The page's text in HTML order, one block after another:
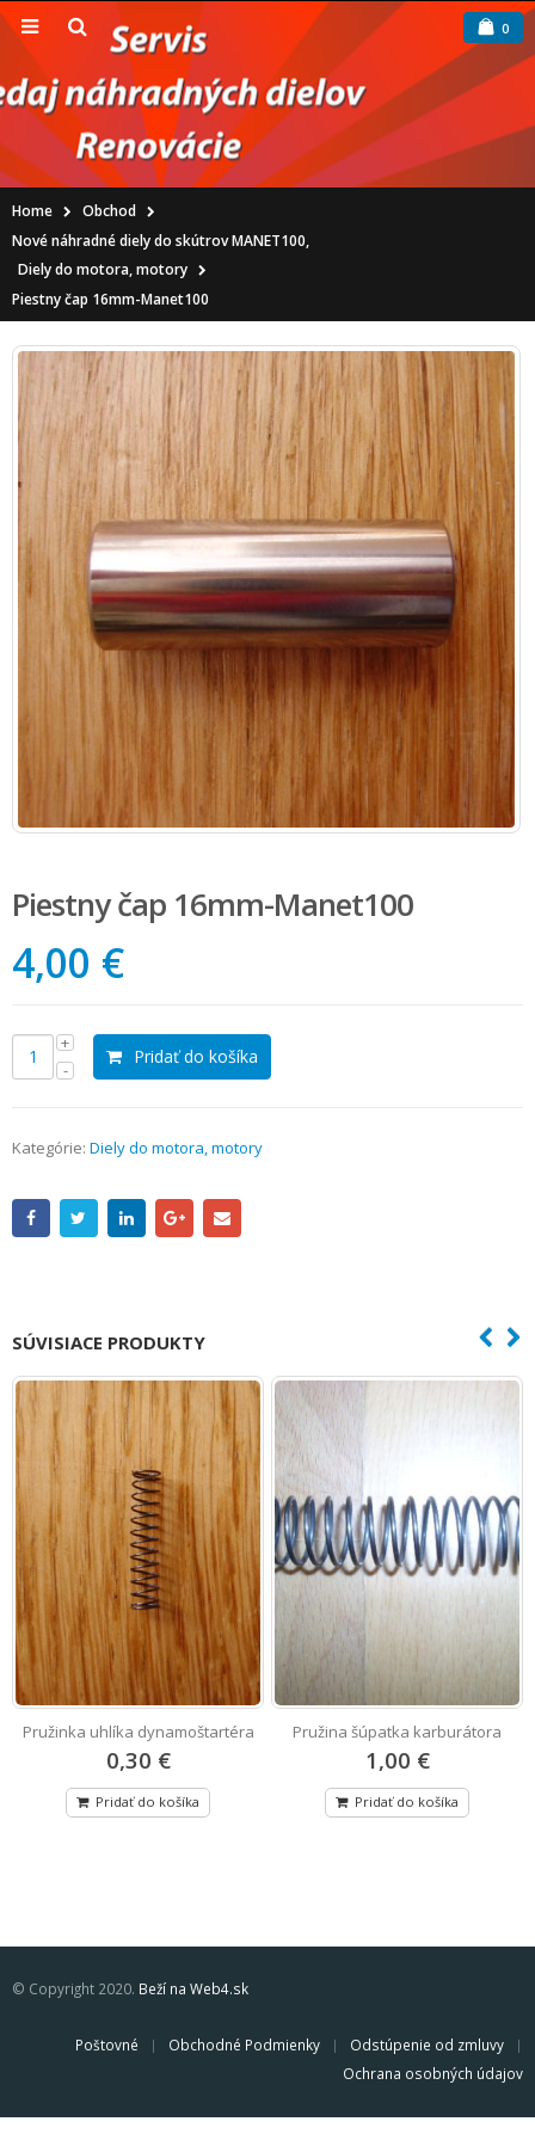
0
Home
Obchod
Nové náhradné diely do skútrov MANET100,
Diely do motora, motory
Piestny čap 16mm-Manet100
Piestny čap 16mm-Manet100
4,00 €
Pridať do košíka
Kategórie: Diely do motora, motory
SÚVISIACE PRODUKTY
Pružinka uhlíka dynamoštartéra
0,30 €
Pridať do košíka
Pružina šúpatka karburátora
1,00 €
Pridať do košíka
© Copyright 2020. Beží na Web4.sk
Poštovné Obchodné Podmienky
Odstúpenie od zmluvy
Ochrana osobných údajov